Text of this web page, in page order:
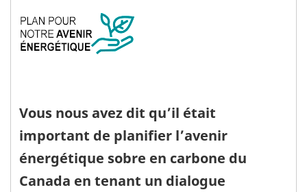
Vous nous avez dit qu’il était
important de planifier l’avenir
énergétique sobre en carbone du
Canada en tenant un dialogue